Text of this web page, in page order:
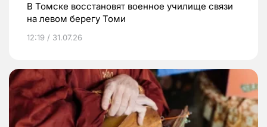
В Томске восстановят военное училище связи
на левом берегу Томи
12:19 / 31.07.26